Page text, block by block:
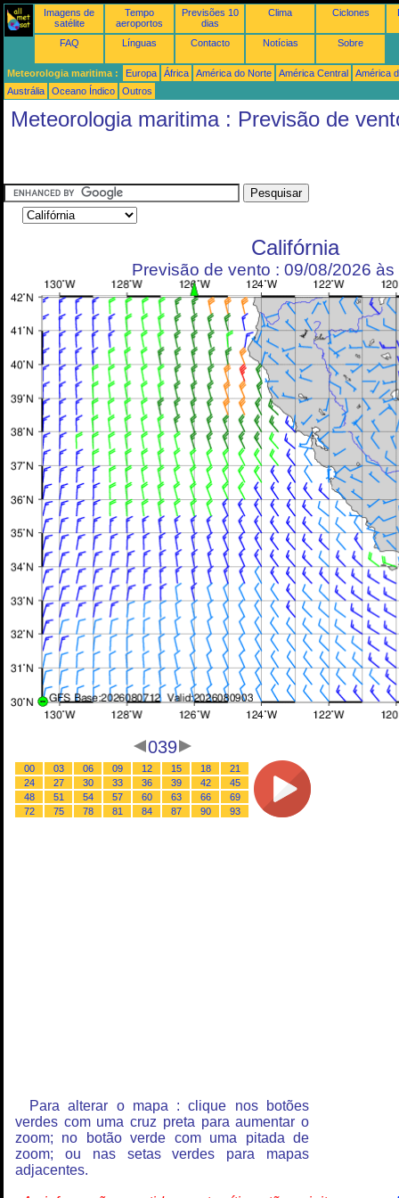
Imagens de
satélite
Tempo
aeroportos
Previsões 10
dias
Clima Ciclones
FAQ Línguas Contacto Notícias Sobre
Meteorologia maritima : Europa África América do Norte América Central
América
Austrália
Oceano Índico Outros
Meteorologia maritima : Previsão de
Califórnia
Previsão de vento : 09/08/2026 às
039
00 03 06 09 12 15 18
21
24
27 30 33 36 39 42
45
48
51 54 57 60 63 66
69
72
75 78 81 84 87 90 93
Para alterar o mapa : clique nos botões
verdes com uma cruz preta para aumentar o
zoom; no botão verde com uma pitada de
zoom; ou nas setas verdes para mapas
adjacentes.